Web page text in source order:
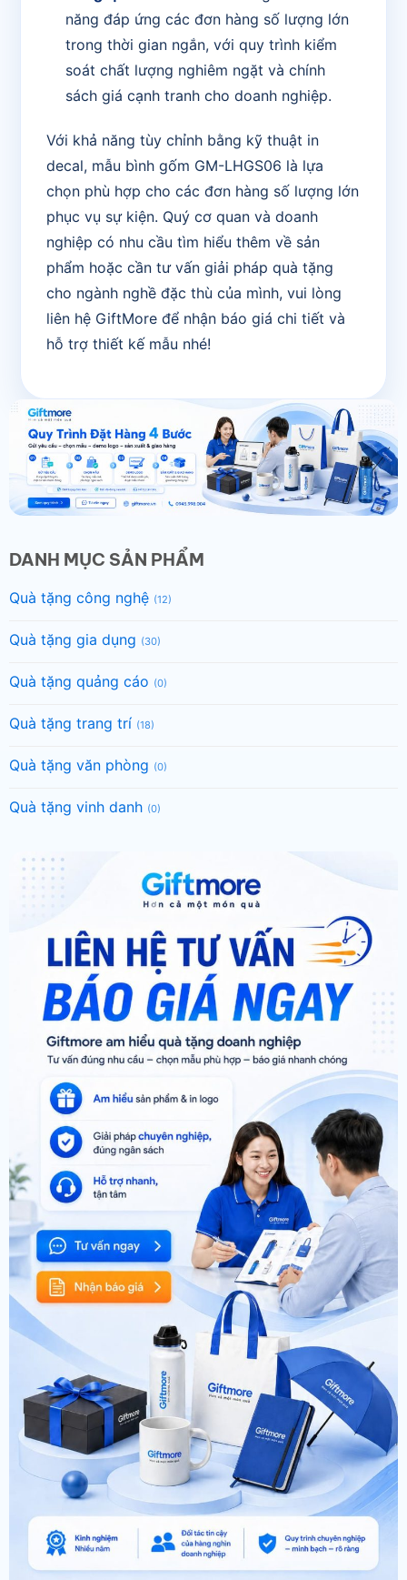
năng đáp ứng các đơn hàng số lượng lớn
trong thời gian ngắn, với quy trình kiểm
soát chất lượng nghiêm ngặt và chính
sách giá cạnh tranh cho doanh nghiệp.
Với khả năng tùy chỉnh bằng kỹ thuật in
decal, mẫu bình gốm GM-LHGS06 là lựa
chọn phù hợp cho các đơn hàng số lượng lớn
phục vụ sự kiện. Quý cơ quan và doanh
nghiệp có nhu cầu tìm hiểu thêm về sản
phẩm hoặc cần tư vấn giải pháp quà tặng
cho ngành nghề đặc thù của mình, vui lòng
liên hệ GiftMore để nhận báo giá chi tiết và
hỗ trợ thiết kế mẫu nhé!
DANH MỤC SẢN PHẨM
Quà tặng công nghệ (12)
Quà tặng gia dụng (30)
Quà tặng quảng cáo (0)
Quà tặng trang trí (18)
Quà tặng văn phòng (0)
Quà tặng vinh danh (0)